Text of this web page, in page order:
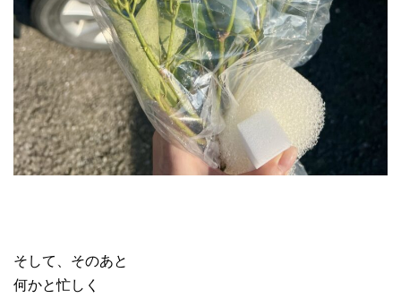
そして、そのあと
何かと忙しく